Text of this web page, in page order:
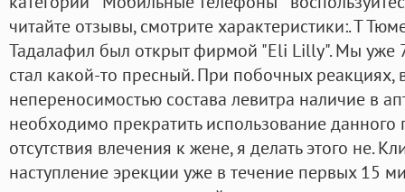
читайте отзывы, смотрите характеристики:. Т
Тадалафил был открыт фирмой "Eli Lilly". Мы уже
стал какой-то пресный. При побочных
непереносимостью состава левитра наличие в
необходимо прекратить использование
отсутствия влечения к жене, я делать этого не.
наступление эрекции уже в течение первых 15